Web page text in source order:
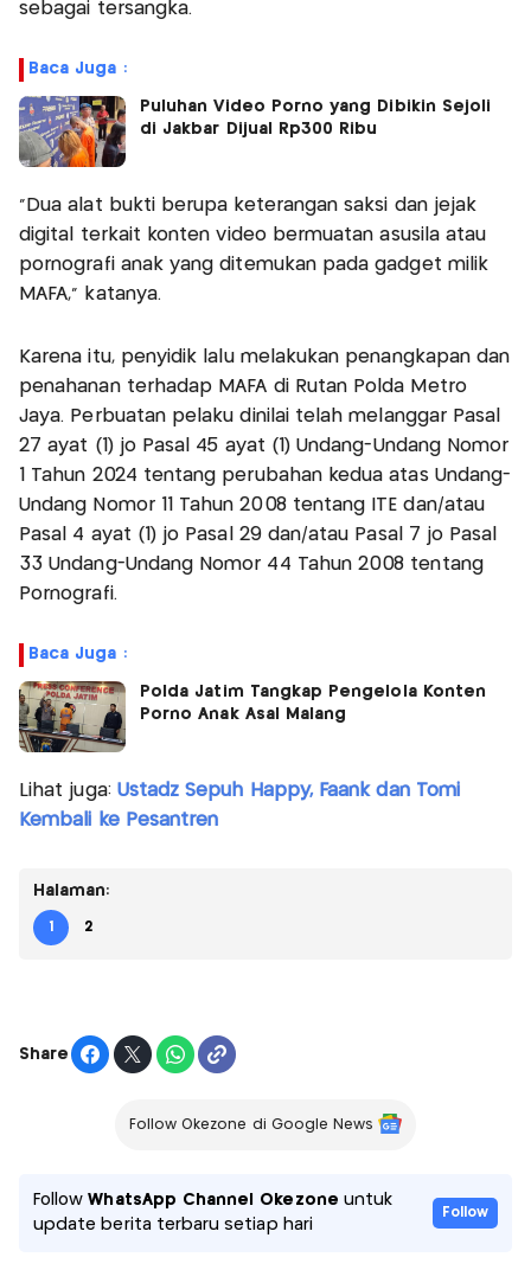
sebagai tersangka.
Baca Juga :
Puluhan Video Porno yang Dibikin Sejoli
di Jakbar Dijual Rp300 Ribu
"Dua alat bukti berupa keterangan saksi dan jejak
digital terkait konten video bermuatan asusila atau
pornografi anak yang ditemukan pada gadget milik
MAFA," katanya.
Karena itu, penyidik lalu melakukan penangkapan dan
penahanan terhadap MAFA di Rutan Polda Metro
Jaya. Perbuatan pelaku dinilai telah melanggar Pasal
27 ayat (1) jo Pasal 45 ayat (1) Undang-Undang Nomor
1 Tahun 2024 tentang perubahan kedua atas Undang-
Undang Nomor 11 Tahun 2008 tentang ITE dan/atau
Pasal 4 ayat (1) jo Pasal 29 dan/atau Pasal 7 jo Pasal
33 Undang-Undang Nomor 44 Tahun 2008 tentang
Pornografi.
Baca Juga :
Polda Jatim Tangkap Pengelola Konten
Porno Anak Asal Malang
Lihat juga: Ustadz Sepuh Happy, Faank dan Tomi
Kembali ke Pesantren
Halaman:
1 2
Share
Follow Okezone di Google News
FollowWhatsApp Channel Okezone untuk
update berita terbaru setiap hari
Follow